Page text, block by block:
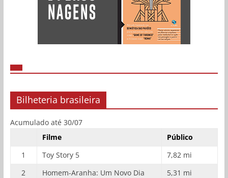
Bilheteria brasileira
Acumulado até 30/07
Filme
Público
1
Toy Story 5
7,82 mi
2
Homem-Aranha: Um Novo Dia
5,31 mi